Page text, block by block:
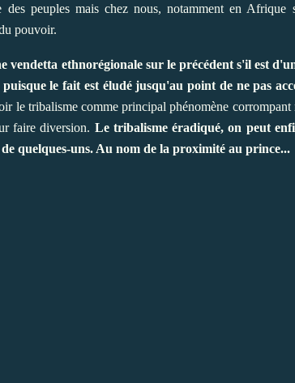
peuples mais chez nous, notamment en Afrique
pouvoir.
vendetta ethnorégionale sur le précédent s'il est
le fait est éludé jusqu'au point de ne pas
le tribalisme comme principal phénomène
faire diversion. Le tribalisme éradiqué, on peut
quelques-uns. Au nom de la proximité au prince...